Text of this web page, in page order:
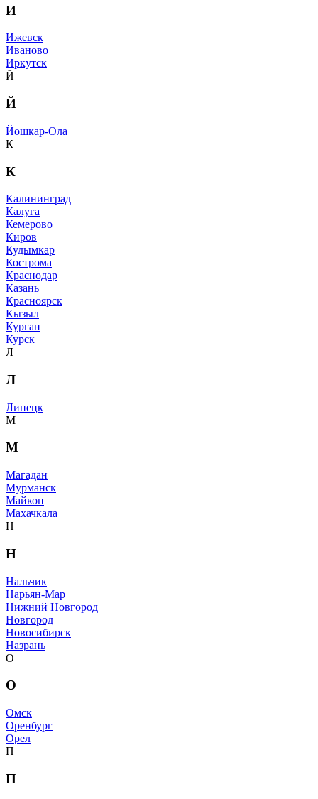
И
Ижевск
Иваново
Иркутск
Й
Й
Йошкар-Ола
К
К
Калининград
Калуга
Кемерово
Киров
Кудымкар
Кострома
Краснодар
Казань
Красноярск
Кызыл
Курган
Курск
Л
Л
Липецк
М
М
Магадан
Мурманск
Майкоп
Махачкала
Н
Н
Нальчик
Нарьян-Мар
Нижний Новгород
Новгород
Новосибирск
Назрань
О
О
Омск
Оренбург
Орел
П
П